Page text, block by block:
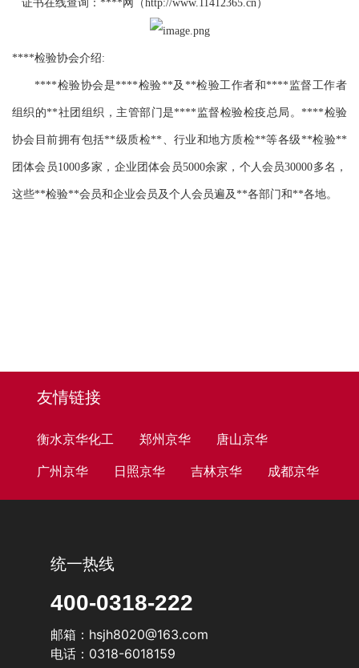
证书在线查询：****网（http://www.11412365.cn）
****检验协会介绍:
****检验协会是****检验**及**检验工作者和****监督工作者
组织的**社团组织，主管部门是****监督检验检疫总局。****检验
协会目前拥有包括**级质检**、行业和地方质检**等各级**检验**
团体会员1000多家，企业团体会员5000余家，个人会员30000多名，
这些**检验**会员和企业会员及个人会员遍及**各部门和**各地。
友情链接
衡水京华化工 郑州京华
唐山京华
广州京华
日照京华 吉林京华 成都京华
统一热线
400-0318-222
邮箱：hsjh8020@163.com
电话：0318-6018159